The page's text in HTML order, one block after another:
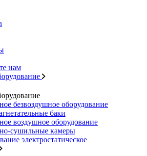
нам
безвоздушное оборудование
баки
воздушное оборудование
сушильные камеры
электростатическое